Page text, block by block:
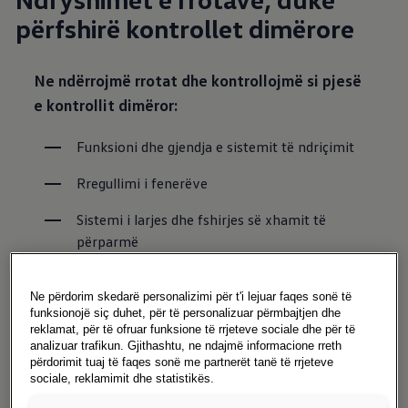
përfshirë kontrollet dimërore
Ne ndërrojmë rrotat dhe kontrollojmë si pjesë
e kontrollit dimëror:
Funksioni dhe gjendja e sistemit të ndriçimit
Rregullimi i fenerëve
Sistemi i larjes dhe fshirjes së xhamit të
përparmë
Gomat (gjendja, thellësia e shkeljes, presioni i
ajrit)
Ftohës*
Ne përdorim skedarë personalizimi për t'i lejuar faqes sonë të
funksionojë siç duhet, për të personalizuar përmbajtjen dhe
reklamat, për të ofruar funksione të rrjeteve sociale dhe për të
analizuar trafikun. Gjithashtu, ne ndajmë informacione rreth
përdorimit tuaj të faqes sonë me partnerët tanë të rrjeteve
sociale, reklamimit dhe statistikës.